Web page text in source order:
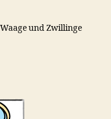
und Zwillinge